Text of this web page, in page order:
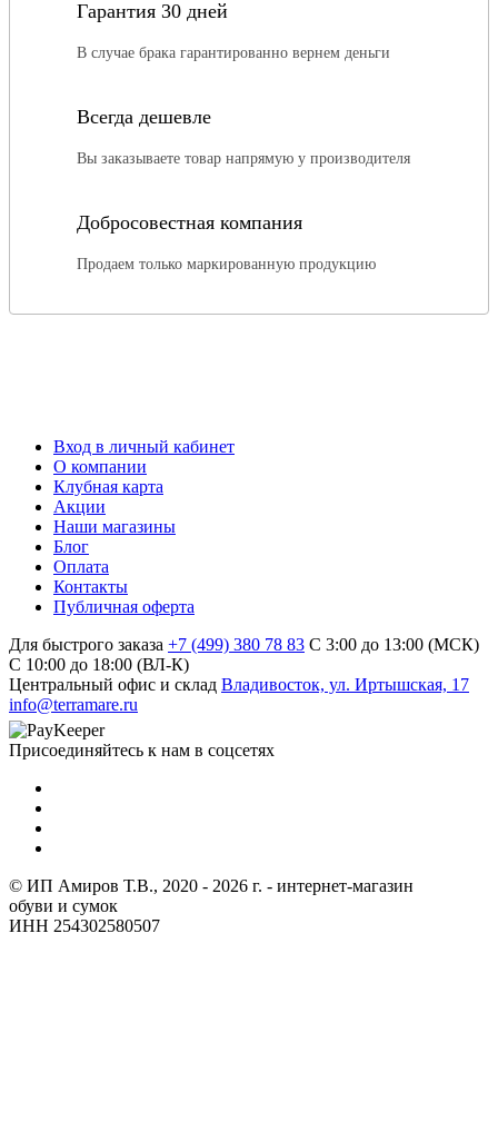
Гарантия 30 дней
В случае брака гарантированно вернем деньги
Всегда дешевле
Вы заказываете товар напрямую у производителя
Добросовестная компания
Продаем только маркированную продукцию
Вход в личный кабинет
О компании
Клубная карта
Акции
Наши магазины
Блог
Оплата
Контакты
Публичная оферта
Для быстрого заказа +7 (499) 380 78 83 С 3:00 до 13:00 (МСК)
C 10:00 до 18:00 (ВЛ-К)
Центральный офис и склад Владивосток, ул. Иртышская, 17
info@terramare.ru
Присоединяйтесь к нам в соцсетях
© ИП Амиров Т.В., 2020 - 2026 г. - интернет-магазин
обуви и сумок
ИНН 254302580507